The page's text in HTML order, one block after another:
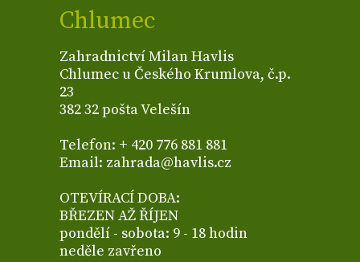
Chlumec
Zahradnictví Milan Havlis
Chlumec u Českého Krumlova, č.p.
23
382 32 pošta Velešín
Telefon: + 420 776 881 881
Email: zahrada@havlis.cz
OTEVÍRACÍ DOBA:
BŘEZEN AŽ ŘÍJEN
pondělí - sobota: 9 - 18 hodin
neděle zavřeno